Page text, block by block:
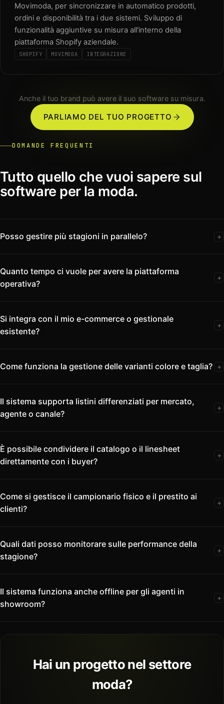
Movimoda, per sincronizzare in automatico prodotti,
ordini e disponibilità tra i due sistemi. Sviluppo di
funzionalità aggiuntive su misura all'interno della
piattaforma Shopify aziendale.
SHOPIFY MOVIMODA INTEGRAZIONE
Anche il tuo brand può avere il suo software su misura.
PARLIAMO DEL TUO PROGETTO
DOMANDE FREQUENTI
Tutto quello che vuoi sapere sul
software per la moda.
Posso gestire più stagioni in parallelo? +
Quanto tempo ci vuole per avere la piattaforma
operativa?
+
Si integra con il mio e-commerce o gestionale
esistente?
+
Come funziona la gestione delle varianti colore e taglia? +
Il sistema supporta listini differenziati per mercato,
agente o canale?
+
È possibile condividere il catalogo o il linesheet
direttamente con i buyer?
+
Come si gestisce il campionario fisico e il prestito ai
clienti?
+
Quali dati posso monitorare sulle performance della
stagione?
+
Il sistema funziona anche offline per gli agenti in
showroom?
+
Hai un progetto nel settore
moda?